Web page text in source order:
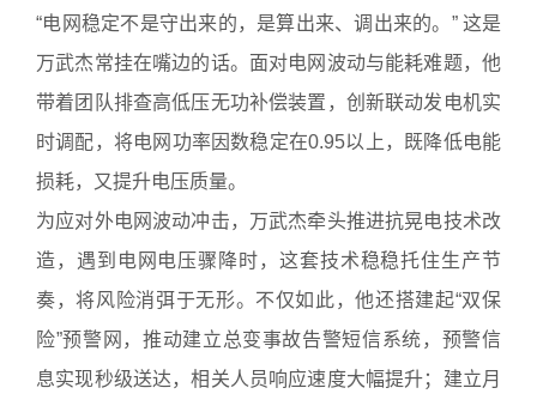
“电网稳定不是守出来的，是算出来、调出来的。” 这是
万武杰常挂在嘴边的话。面对电网波动与能耗难题，他
带着团队排查高低压无功补偿装置，创新联动发电机实
时调配，将电网功率因数稳定在0.95以上，既降低电能
损耗，又提升电压质量。
为应对外电网波动冲击，万武杰牵头推进抗晃电技术改
造，遇到电网电压骤降时，这套技术稳稳托住生产节
奏，将风险消弭于无形。不仅如此，他还搭建起“双保
险”预警网，推动建立总变事故告警短信系统，预警信
息实现秒级送达，相关人员响应速度大幅提升；建立月